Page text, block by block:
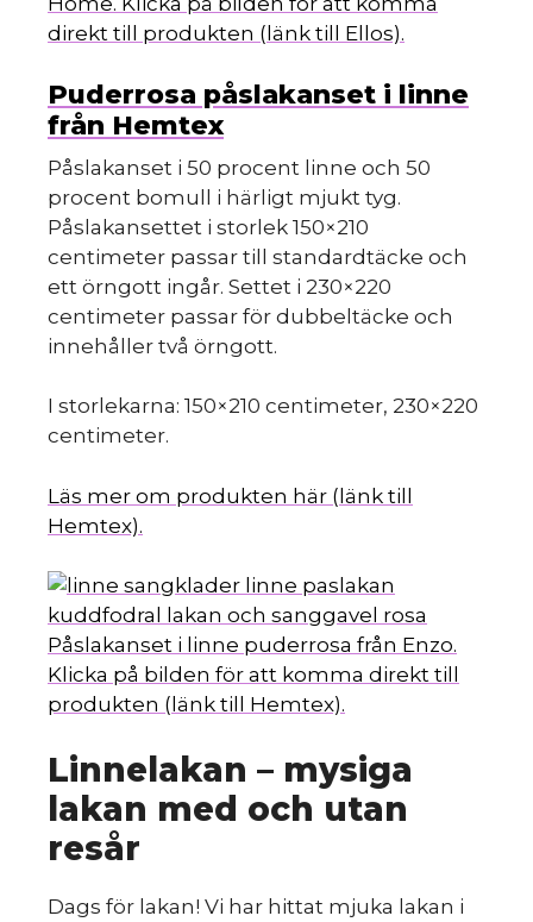
direkt till produkten (länk till Ellos).
Puderrosa påslakanset i linne
från Hemtex
Påslakanset i 50 procent linne och 50
procent bomull i härligt mjukt tyg.
Påslakansettet i storlek 150×210
centimeter passar till standardtäcke och
ett örngott ingår. Settet i 230×220
centimeter passar för dubbeltäcke och
innehåller två örngott.
I storlekarna: 150×210 centimeter, 230×220
centimeter.
Läs mer om produkten här (länk till
Hemtex).
Påslakanset i linne puderrosa från Enzo.
Klicka på bilden för att komma direkt till
produkten (länk till Hemtex).
Linnelakan – mysiga
lakan med och utan
resår
Dags för lakan! Vi har hittat mjuka lakan i